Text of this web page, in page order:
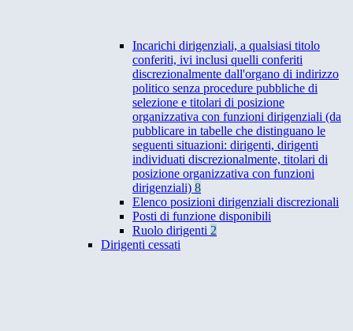
Incarichi dirigenziali, a qualsiasi titolo
conferiti, ivi inclusi quelli conferiti
discrezionalmente dall'organo di indirizzo
politico senza procedure pubbliche di
selezione e titolari di posizione
organizzativa con funzioni dirigenziali (da
pubblicare in tabelle che distinguano le
seguenti situazioni: dirigenti, dirigenti
individuati discrezionalmente, titolari di
posizione organizzativa con funzioni
dirigenziali) 8
Elenco posizioni dirigenziali discrezionali
Posti di funzione disponibili
Ruolo dirigenti 2
Dirigenti cessati